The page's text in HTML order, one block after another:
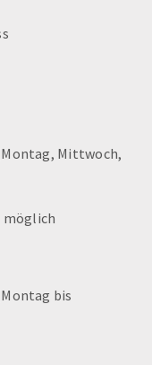
Mittwoch,
möglich
bis